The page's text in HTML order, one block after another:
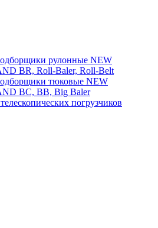
рулонные NEW
BR, Roll-Baler, Roll-Belt
тюковые NEW
BC, BB, Big Baler
погрузчиков